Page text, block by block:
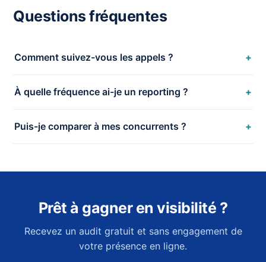
Questions fréquentes
Comment suivez-vous les appels ?
À quelle fréquence ai-je un reporting ?
Puis-je comparer à mes concurrents ?
Prêt à gagner en visibilité ?
Recevez un audit gratuit et sans engagement de
votre présence en ligne.